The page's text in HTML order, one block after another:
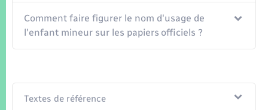
Comment faire figurer le nom d'usage de
l'enfant mineur sur les papiers officiels ?
Textes de référence